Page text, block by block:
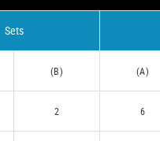
Sets
(B) (A)
2 6